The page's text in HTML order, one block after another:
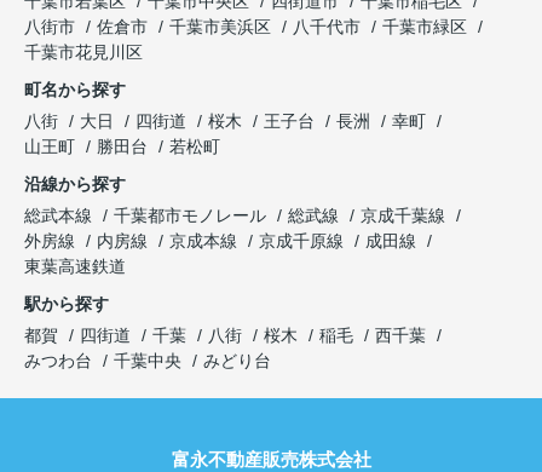
八街市
佐倉市 千葉市美浜区 八千代市
千葉市緑区
千葉市花見川区
町名から探す
八街
大日 四街道 桜木 王子台 長洲
幸町
山王町
勝田台
若松町
沿線から探す
総武本線
千葉都市モノレール 総武線
京成千葉線
外房線
内房線 京成本線 京成千原線
成田線
東葉高速鉄道
駅から探す
都賀
四街道 千葉 八街 桜木 稲毛
西千葉
みつわ台
千葉中央 みどり台
富永不動産販売株式会社